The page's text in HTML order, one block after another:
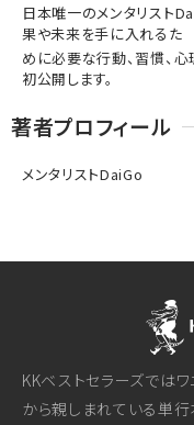
日本唯一のメンタリスト
果や未来を手に入れるた
めに必要な行動、習慣、心
初公開します。
著者プロフィール
メンタリストDaiGo
KKベストセラーズではワ
から親しまれている単